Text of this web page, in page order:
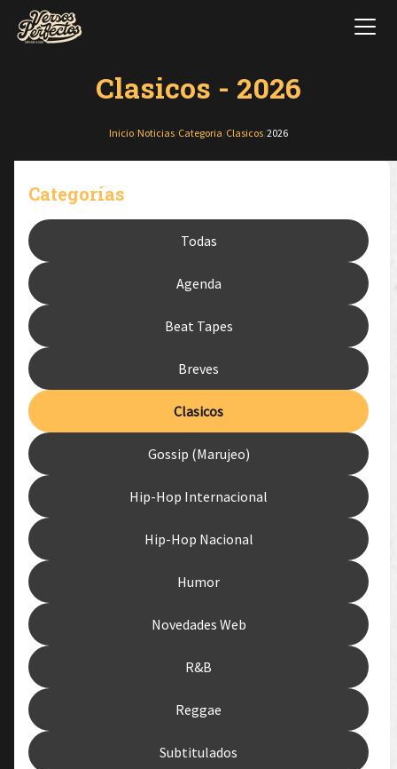
Clasicos - 2026
Inicio Noticias Categoria Clasicos 2026
Categorías
Todas
Agenda
Beat Tapes
Breves
Clasicos
Gossip (Marujeo)
Hip-Hop Internacional
Hip-Hop Nacional
Humor
Novedades Web
R&B
Reggae
Subtitulados